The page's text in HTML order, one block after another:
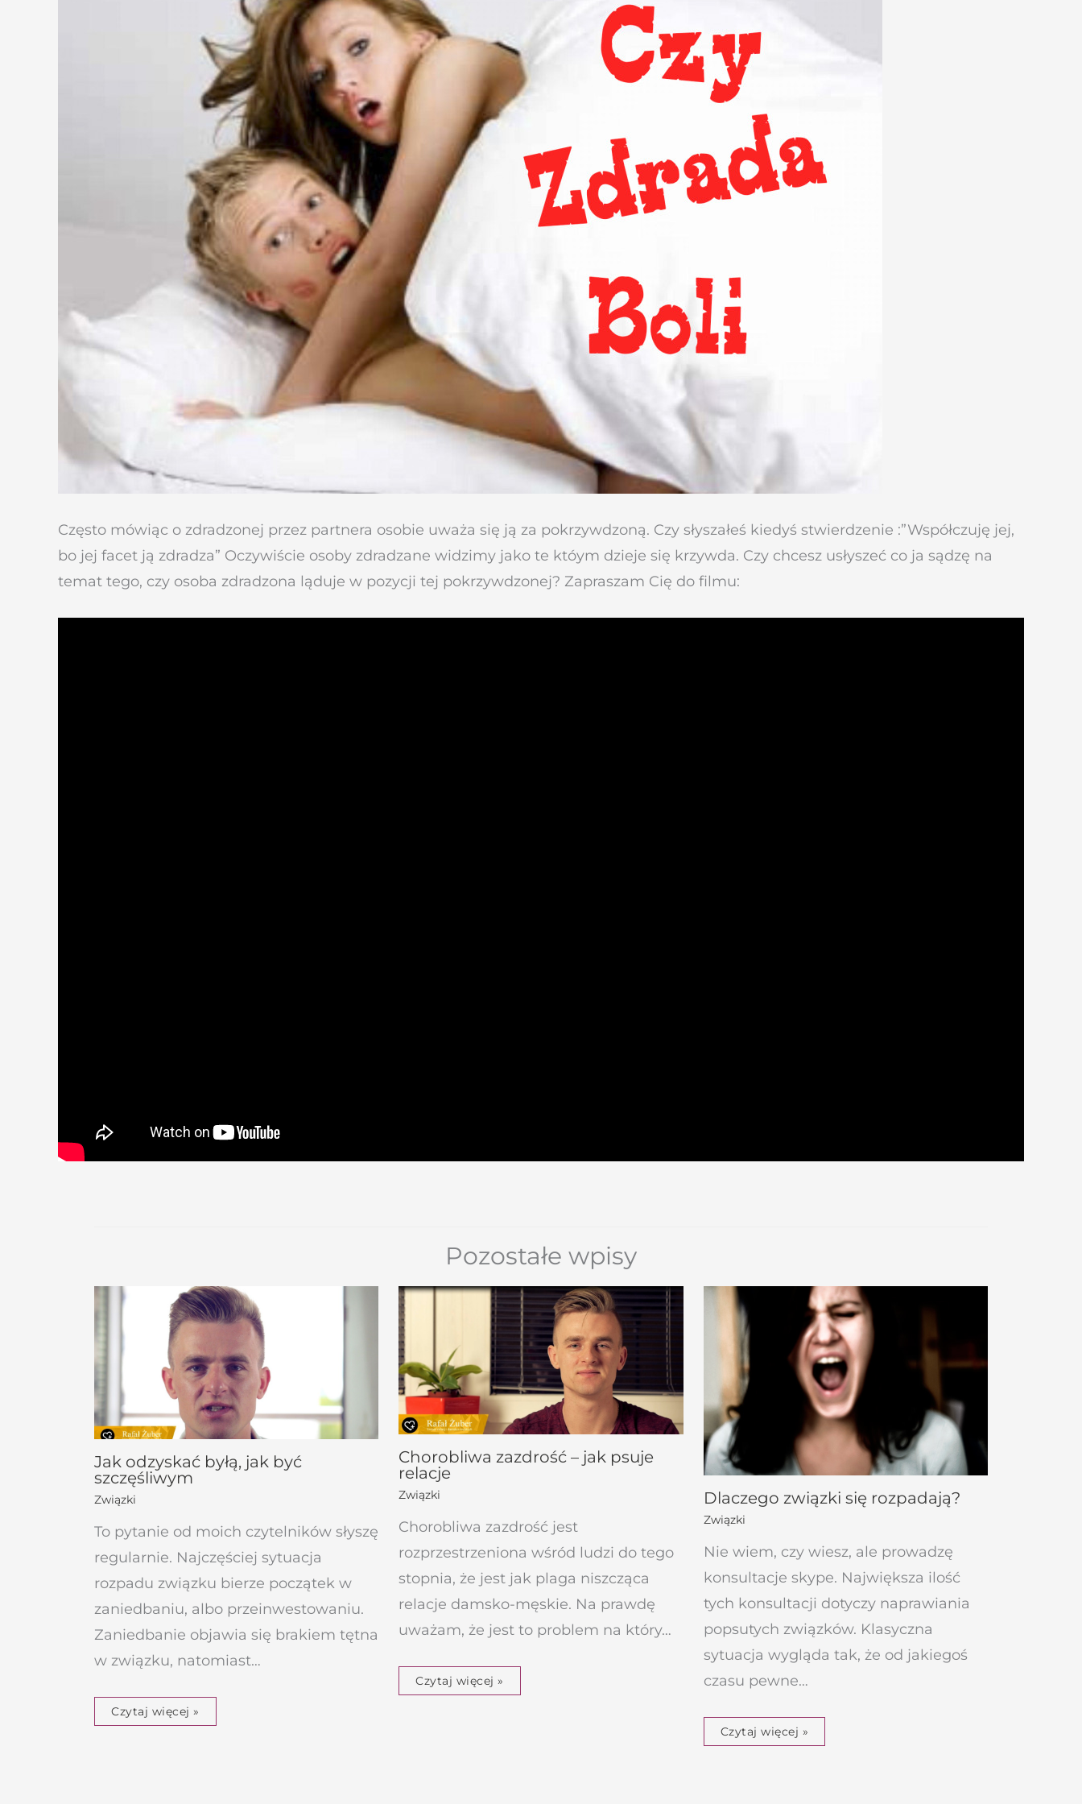
Często mówiąc o zdradzonej przez partnera osobie uważa się ją za pokrzywdzoną. Czy słyszałeś kiedyś stwierdzenie :”Współczuję jej,
bo jej facet ją zdradza” Oczywiście osoby zdradzane widzimy jako te któym dzieje się krzywda. Czy chcesz usłyszeć co ja sądzę na
temat tego, czy osoba zdradzona ląduje w pozycji tej pokrzywdzonej? Zapraszam Cię do filmu:
Pozostałe wpisy
Jak odzyskać byłą, jak być
szczęśliwym
Związki
To pytanie od moich czytelników słyszę
regularnie. Najczęściej sytuacja
rozpadu związku bierze początek w
zaniedbaniu, albo przeinwestowaniu.
Zaniedbanie objawia się brakiem tętna
w związku, natomiast…
Czytaj więcej »
Chorobliwa zazdrość – jak psuje
relacje
Związki
Chorobliwa zazdrość jest
rozprzestrzeniona wśród ludzi do tego
stopnia, że jest jak plaga niszcząca
relacje damsko-męskie. Na prawdę
uważam, że jest to problem na który…
Czytaj więcej »
Dlaczego związki się rozpadają?
Związki
Nie wiem, czy wiesz, ale prowadzę
konsultacje skype. Największa ilość
tych konsultacji dotyczy naprawiania
popsutych związków. Klasyczna
sytuacja wygląda tak, że od jakiegoś
czasu pewne…
Czytaj więcej »